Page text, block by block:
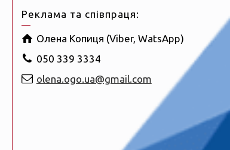
Реклама та співпраця:
Олена Копиця (Viber, WatsApp)
050 339 3334
olena.ogo.ua@gmail.com